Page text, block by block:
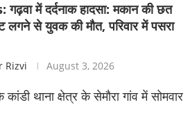
में दर्दनाक हादसा: मकान की छत
लगने से युवक की मौत, परिवार में पसरा
Rizvi August 3, 2026
थाना क्षेत्र के सेमौरा गांव में सोमवार